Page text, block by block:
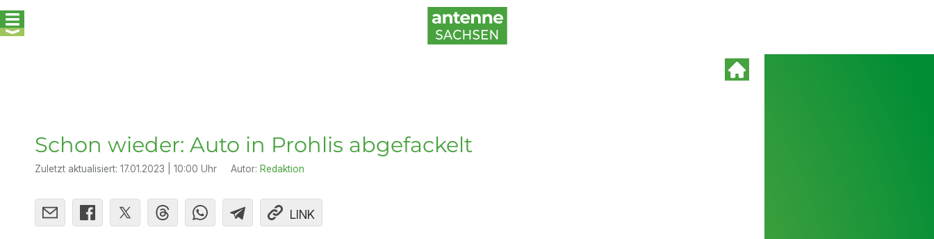
Schon wieder: Auto in Prohlis abgefackelt
Zuletzt aktualisiert: 17.01.2023 | 10:00 Uhr Autor: Redaktion
LINK